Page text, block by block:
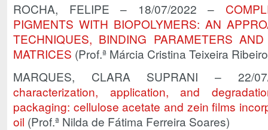
ROCHA, FELIPE – 18/07/2022 –
PIGMENTS WITH BIOPOLYMERS: AN
TECHNIQUES, BINDING PARAMETERS
MATRICES (Prof.ª Márcia Cristina Teixeira
MARQUES, CLARA SUPRANI –
characterization, application, and
packaging: cellulose acetate and zein films
oil (Prof.ª Nilda de Fátima Ferreira Soares)